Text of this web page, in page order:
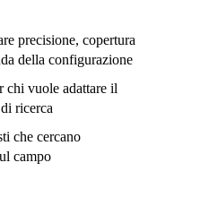
precisione, copertura
della configurazione
chi vuole adattare il
ricerca
che cercano
campo